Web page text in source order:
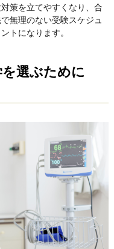
策を立てやすくなり、合
無理のない受験スケジュ
トになります。
選ぶために